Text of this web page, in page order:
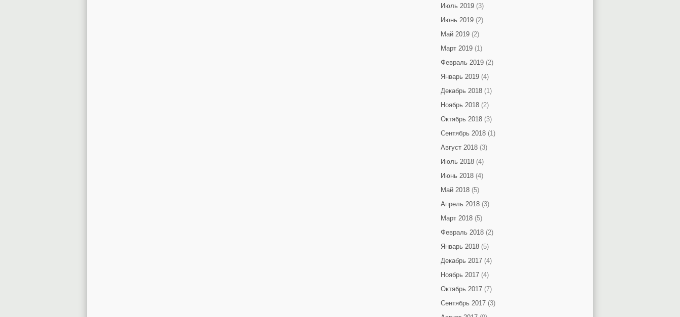
Июль 2019(3)
Июнь 2019(2)
Май 2019(2)
Март 2019(1)
Февраль 2019(2)
Январь 2019(4)
Декабрь 2018(1)
Ноябрь 2018(2)
Октябрь 2018(3)
Сентябрь 2018(1)
Август 2018(3)
Июль 2018(4)
Июнь 2018(4)
Май 2018(5)
Апрель 2018(3)
Март 2018(5)
Февраль 2018(2)
Январь 2018(5)
Декабрь 2017(4)
Ноябрь 2017(4)
Октябрь 2017(7)
Сентябрь 2017(3)